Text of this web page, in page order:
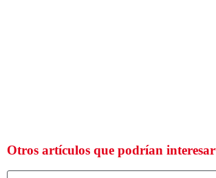
Otros artículos que podrían